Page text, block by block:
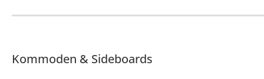
Kommoden & Sideboards